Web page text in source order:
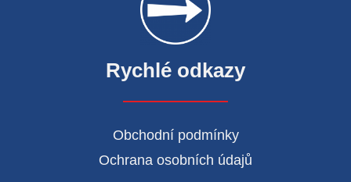
Rychlé odkazy
Obchodní podmínky
Ochrana osobních údajů